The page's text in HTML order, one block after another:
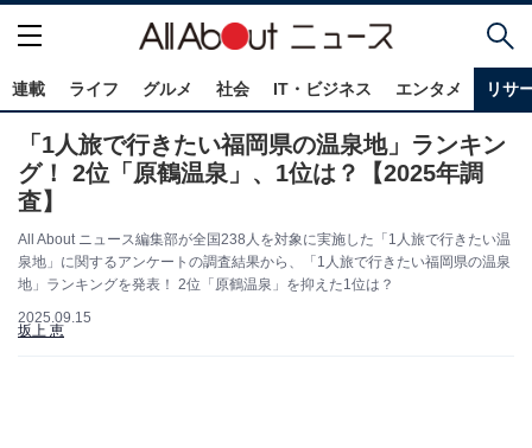
連載 ライフ グルメ 社会 IT・ビジネス エンタメ リサ
「1人旅で行きたい福岡県の温泉地」ランキン
グ！ 2位「原鶴温泉」、1位は？【2025年調
査】
All About ニュース編集部が全国238人を対象に実施した「1人旅で行きたい温
泉地」に関するアンケートの調査結果から、「1人旅で行きたい福岡県の温泉
地」ランキングを発表！ 2位「原鶴温泉」を抑えた1位は？
2025.09.15
坂上 恵